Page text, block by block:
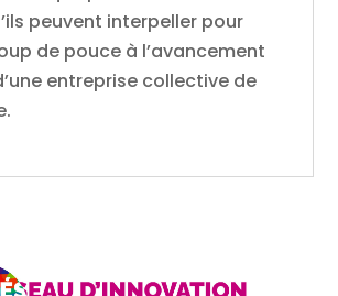
peuvent interpeller pour
de pouce à l’avancement
entreprise collective de